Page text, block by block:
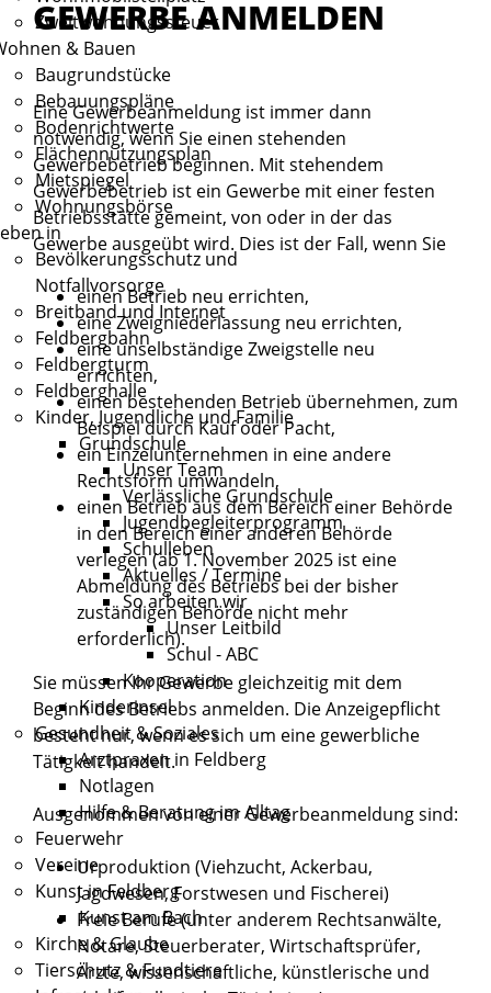
Zweitwohnungssteuer
& Bauen
Baugrundstücke
Bebauungspläne
Bodenrichtwerte
Flächennutzungsplan
Mietspiegel
Wohnungsbörse
in
Bevölkerungsschutz und
Notfallvorsorge
Breitband und Internet
Feldbergbahn
Feldbergturm
Feldberghalle
Kinder, Jugendliche und Familie
Grundschule
Unser Team
Verlässliche Grundschule
Jugendbegleiterprogramm
Schulleben
Aktuelles / Termine
So arbeiten wir
Unser Leitbild
Schul - ABC
Kooperation
Kinderinsel
Gesundheit & Soziales
Arztpraxen in Feldberg
Notlagen
Hilfe & Beratung im Alltag
Feuerwehr
Vereine
Kunst in Feldberg
Kunst am Bach
Kirche & Glaube
Tierschutz & Fundtiere
GEWERBE ANMELDEN
Eine Gewerbeanmeldung ist immer dann
notwendig, wenn Sie einen stehenden
Gewerbebetrieb beginnen. Mit stehendem
Gewerbebetrieb ist ein Gewerbe mit einer festen
Betriebsstätte gemeint, von oder in der das
Gewerbe ausgeübt wird. Dies ist der Fall, wenn Sie
einen Betrieb neu errichten,
eine Zweigniederlassung neu errichten,
eine unselbständige Zweigstelle neu
errichten,
einen bestehenden Betrieb übernehmen, zum
Beispiel durch Kauf oder Pacht,
ein Einzelunternehmen in eine andere
Rechtsform umwandeln,
einen Betrieb aus dem Bereich einer Behörde
in den Bereich einer anderen Behörde
verlegen (ab 1. November 2025 ist eine
Abmeldung des Betriebs bei der bisher
zuständigen Behörde nicht mehr
erforderlich).
Sie müssen Ihr Gewerbe gleichzeitig mit dem
Beginn des Betriebs anmelden. Die Anzeigepflicht
besteht nur, wenn es sich um eine gewerbliche
Tätigkeit handelt.
Ausgenommen von einer Gewerbeanmeldung sind:
Urproduktion (Viehzucht, Ackerbau,
Jagdwesen, Forstwesen und Fischerei)
Freie Berufe (unter anderem Rechtsanwälte,
Notare, Steuerberater, Wirtschaftsprüfer,
Ärzte, wissenschaftliche, künstlerische und